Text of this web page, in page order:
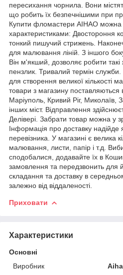
пересихання чорнила. Вони
що робить їх безпечнішими при
Купити фломастери AIHAO можна
характеристиками: Двостороння
тонкий пишучий стрижень.
для малювання ліній. З іншого
Він м'якший, дозволяє робити такі
пензлик. Тривалий термін
для створення великої кількості
товари з магазину поставляються
Маріуполь, Кривий Ріг, Миколаїв,
інших міст. Відправлення
Делівері. Забрати товар можна у
Інформація про доставку надійде
перевізника. У магазині є велика
малювання, листи, папір і т.д.
сподобалися, додавайте їх в
замовлення та передзвонить для
складання та доставку в
залежно від віддаленості.
Приховати
Характеристики
Основні
Виробник